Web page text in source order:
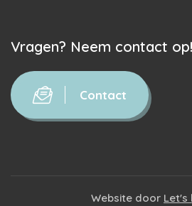
Vragen? Neem contact op!
Contact
Website door Let's